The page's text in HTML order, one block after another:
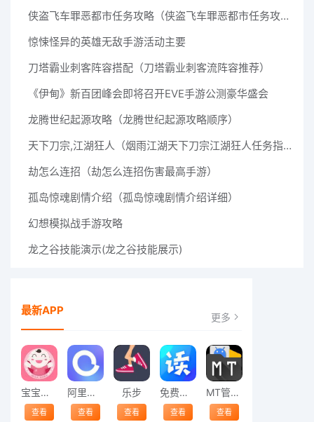
侠盗飞车罪恶都市任务攻略（侠盗飞车罪恶都市任务攻略图文大全）
惊悚怪异的英雄无敌手游活动主要
刀塔霸业刺客阵容搭配（刀塔霸业刺客流阵容推荐）
《伊甸》新百团峰会即将召开EVE手游公测豪华盛会
龙腾世纪起源攻略（龙腾世纪起源攻略顺序）
天下刀宗,江湖狂人（烟雨江湖天下刀宗江湖狂人任务指南）
劫怎么连招（劫怎么连招伤害最高手游）
孤岛惊魂剧情介绍（孤岛惊魂剧情介绍详细）
幻想模拟战手游攻略
龙之谷技能演示(龙之谷技能展示)
最新APP 更多
宝宝喂养
查看
阿里网盘
查看
乐步
查看
免费看小说
查看
MT管理器
查看